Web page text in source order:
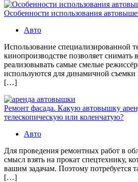
Особенности использования
Авто
Использование специализированной
кинопроизводстве позволяет
реализовывать самые смелые
используются для динамичной съемки
[…]
Ремонт фасада. Какую автовышку
телескопическую или коленчатую?
Авто
Для проведения ремонтных работ в
смысл взять на прокат спецтехнику,
вашим задачам. Поэтому потребуется
[…]